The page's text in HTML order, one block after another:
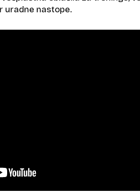
uradne nastope.